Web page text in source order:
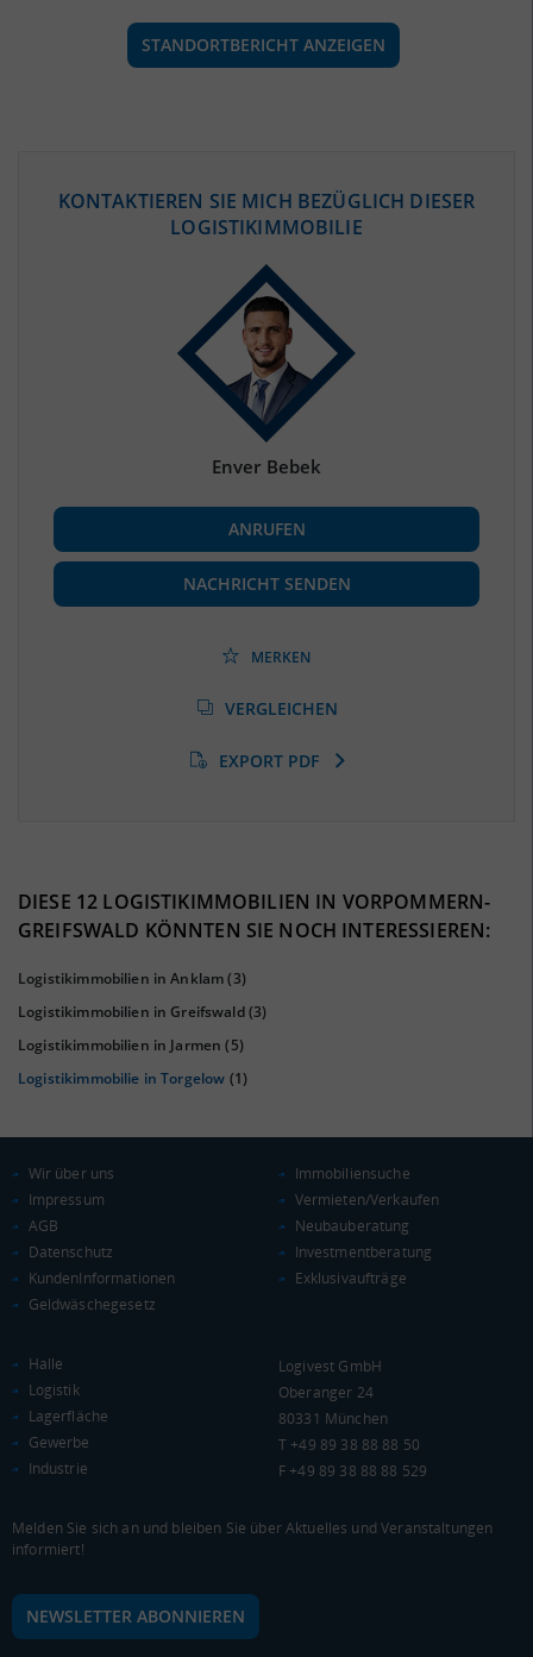
STANDORTBERICHT ANZEIGEN
(STAND: 12/2019)
(Landkreis / Kreisfreie Stadt)
BESCHÄFTIGUNG
Beschäftigte
(Landkreis / Kreisfreie Stadt)
85.228
(Landkreis / Kreisfreie Stadt)
(Stand: 01/2020)
KAUFKRAFT
Euro pro Kopf
(Landkreis / Kreisfreie Stadt)
Kaufkraftindex
(Landkreis / Kreisfreie Stadt)
0 € 20.000 € 40.000 €
Landkreis / Kreisfreie Stadt
Bundesland
Deutschland
WIRTSCHAFTSKRAFT(STAND: 2018)
BRUTTOINLANDSPRODUKT
KONTAKTIEREN SIE MICH BEZÜGLICH DIESER
LOGISTIKIMMOBILIE
Enver Bebek
ANRUFEN
NACHRICHT SENDEN
MERKEN
VERGLEICHEN
EXPORT PDF
DIESE 12 LOGISTIKIMMOBILIEN IN VORPOMMERN-
GREIFSWALD KÖNNTEN SIE NOCH INTERESSIEREN:
Logistikimmobilien in Anklam(3)
Logistikimmobilien in Greifswald(3)
Logistikimmobilien in Jarmen (5)
Logistikimmobilie in Torgelow (1)
Wir über uns
Impressum
AGB
Datenschutz
KundenInformationen
Geldwäschegesetz
Immobiliensuche
Vermieten/Verkaufen
Neubauberatung
Investmentberatung
Exklusivaufträge
Halle
Logistik
Lagerfläche
Gewerbe
Industrie
Logivest GmbH
Oberanger 24
80331 München
T +49 89 38 88 88 50
F +49 89 38 88 88 529
Melden Sie sich an und bleiben Sie über Aktuelles und Veranstaltungen
informiert!
NEWSLETTER ABONNIEREN